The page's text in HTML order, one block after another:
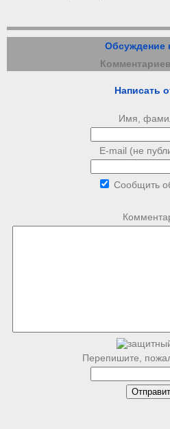
Обсуждение
Написать
Имя,
E-mail (не
Сообщить
Перепишите,